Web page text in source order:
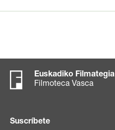
Euskadiko Filmategia
Filmoteca Vasca
Suscríbete